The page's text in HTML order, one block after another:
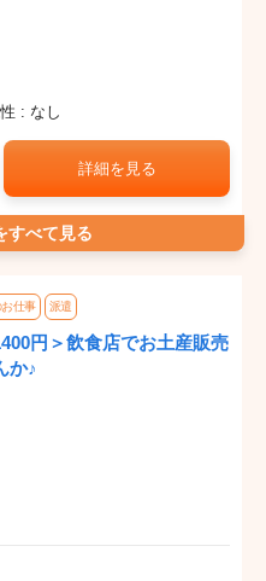
: なし
詳細を見る
すべて見る
仕事 派遣
円＞飲食店でお土産販売
か♪